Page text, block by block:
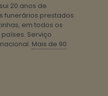
20 anos de
funerários prestados
em todos os
Serviço
Mais de 90